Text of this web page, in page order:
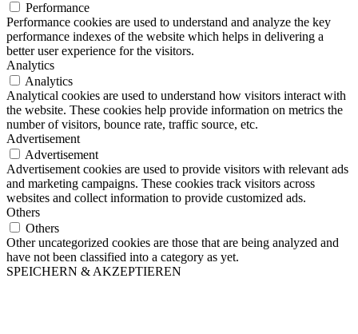
Performance
Performance cookies are used to understand and analyze the key
performance indexes of the website which helps in delivering a
better user experience for the visitors.
Analytics
Analytics
Analytical cookies are used to understand how visitors interact with
the website. These cookies help provide information on metrics the
number of visitors, bounce rate, traffic source, etc.
Advertisement
Advertisement
Advertisement cookies are used to provide visitors with relevant ads
and marketing campaigns. These cookies track visitors across
websites and collect information to provide customized ads.
Others
Others
Other uncategorized cookies are those that are being analyzed and
have not been classified into a category as yet.
SPEICHERN & AKZEPTIEREN